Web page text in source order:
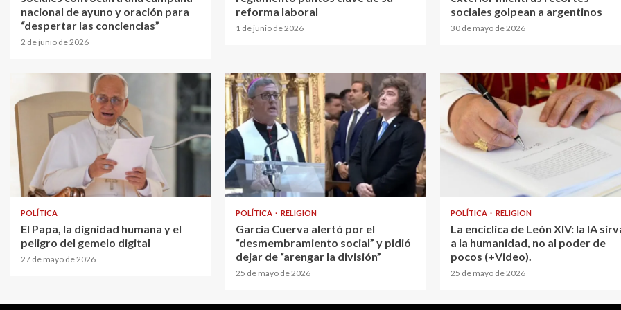
nacional de ayuno y oración para
“despertar las conciencias”
2 de junio de 2026
reforma laboral
1 de junio de 2026
sociales golpean a argentinos
30 de mayo de 2026
POLÍTICA
El Papa, la dignidad humana y el
peligro del gemelo digital
27 de mayo de 2026
POLÍTICA RELIGION
Garcia Cuerva alertó por el
“desmembramiento social” y pidió
dejar de “arengar la división”
25 de mayo de 2026
POLÍTICA RELIGION
La encíclica de León XIV: la IA
a la humanidad, no al poder de
pocos (+Video).
25 de mayo de 2026